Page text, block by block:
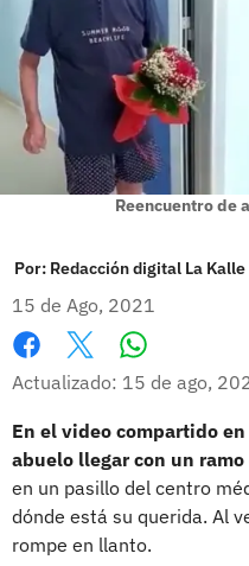
Reencuentro de
Por: Redacción digital La Kalle
15 de Ago, 2021
Facebook
X
Actualizado: 15 de ago,
En el video compartido
abuelo llegar con un
en un pasillo del centro
dónde está su querida. Al
rompe en llanto.